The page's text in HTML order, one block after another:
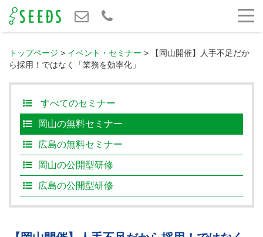
トップページ > イベント・セミナー >
【岡山開催】人手不足だか
ら採用！ではなく「業務を効率化」
すべてのセミナー
岡山の無料セミナー
広島の無料セミナー
岡山の公開型研修
広島の公開型研修